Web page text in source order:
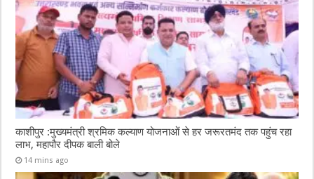
काशीपुर :मुख्यमंत्री श्रमिक कल्याण योजनाओं से हर जरूरतमंद तक पहुंच रहा
लाभ, महापौर दीपक बाली बोले
14 mins ago